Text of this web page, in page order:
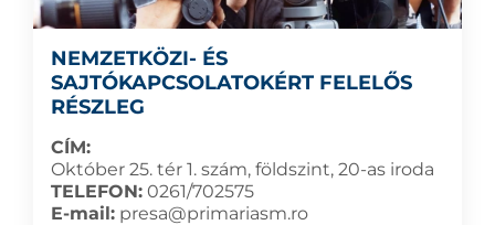
NEMZETKÖZI- ÉS
SAJTÓKAPCSOLATOKÉRT FELELŐS
RÉSZLEG
CÍM:
Október 25. tér 1. szám, földszint, 20-as iroda
TELEFON: 0261/702575
E-mail: presa@primariasm.ro